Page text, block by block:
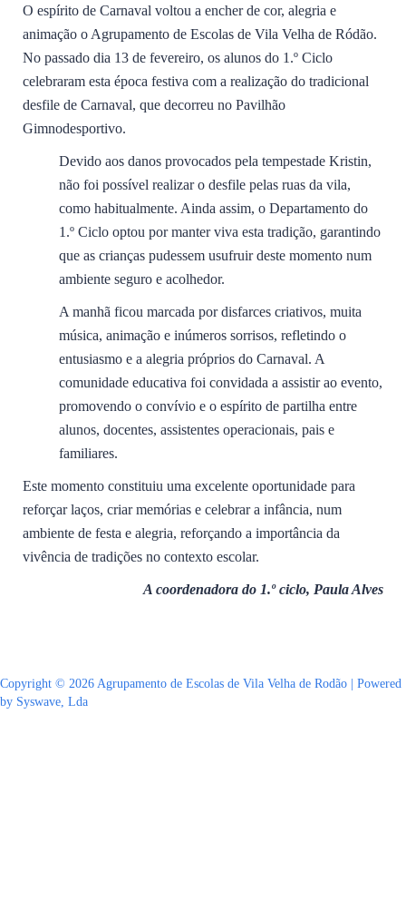
O espírito de Carnaval voltou a encher de cor, alegria e
animação o Agrupamento de Escolas de Vila Velha de Ródão.
No passado dia 13 de fevereiro, os alunos do 1.º Ciclo
celebraram esta época festiva com a realização do tradicional
desfile de Carnaval, que decorreu no Pavilhão
Gimnodesportivo.
Devido aos danos provocados pela tempestade Kristin,
não foi possível realizar o desfile pelas ruas da vila,
como habitualmente. Ainda assim, o Departamento do
1.º Ciclo optou por manter viva esta tradição, garantindo
que as crianças pudessem usufruir deste momento num
ambiente seguro e acolhedor.
A manhã ficou marcada por disfarces criativos, muita
música, animação e inúmeros sorrisos, refletindo o
entusiasmo e a alegria próprios do Carnaval. A
comunidade educativa foi convidada a assistir ao evento,
promovendo o convívio e o espírito de partilha entre
alunos, docentes, assistentes operacionais, pais e
familiares.
Este momento constituiu uma excelente oportunidade para
reforçar laços, criar memórias e celebrar a infância, num
ambiente de festa e alegria, reforçando a importância da
vivência de tradições no contexto escolar.
A coordenadora do 1.º ciclo, Paula Alves
Copyright © 2026 Agrupamento de Escolas de Vila Velha de Rodão | Powered
by Syswave, Lda